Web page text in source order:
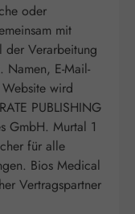
oder
mit
der Verarbeitung
Namen, E-Mail-
wird
PUBLISHING
GmbH. Murtal 1
für alle
Bios Medical
Vertragspartner